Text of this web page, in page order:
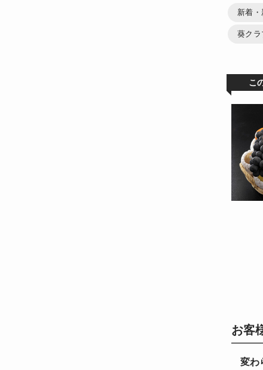
新着・
葵クラ
こ
お客
変わ